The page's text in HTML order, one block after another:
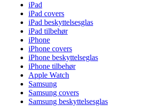
iPad
iPad covers
iPad beskyttelsesglas
iPad tilbehør
iPhone
iPhone covers
iPhone beskyttelseglas
iPhone tilbehør
Apple Watch
Samsung
Samsung covers
Samsung beskyttelsesglas